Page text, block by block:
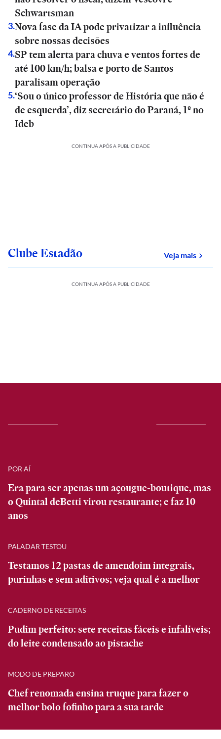
Schwartsman
3.Nova fase da IA pode privatizar a influência
sobre nossas decisões
4.SP tem alerta para chuva e ventos fortes de
até 100 km/h; balsa e porto de Santos
paralisam operação
5.‘Sou o único professor de História que não é
de esquerda’, diz secretário do Paraná, 1º no
Ideb
CONTINUA APÓS A PUBLICIDADE
Clube Estadão Veja maissobre
CONTINUA APÓS A PUBLICIDADE
POR AÍ
Era para ser apenas um açougue-boutique, mas
o Quintal deBetti virou restaurante; e faz 10
anos
PALADAR TESTOU
Testamos 12 pastas de amendoim integrais,
purinhas e sem aditivos; veja qual é a melhor
CADERNO DE RECEITAS
Pudim perfeito: sete receitas fáceis e infalíveis;
do leite condensado ao pistache
MODO DE PREPARO
Chef renomada ensina truque para fazer o
melhor bolo fofinho para a sua tarde